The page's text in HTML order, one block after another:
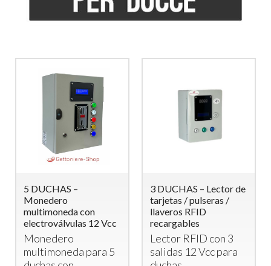
5 DUCHAS –
Monedero
multimoneda con
electroválvulas 12 Vcc
Monedero
multimoneda para 5
3 DUCHAS – Lector de
tarjetas / pulseras /
llaveros RFID
recargables
Lector RFID con 3
salidas 12 Vcc para